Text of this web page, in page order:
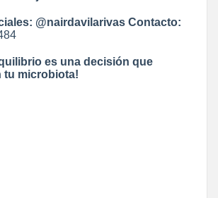
@nairdavilarivas Contacto:
es una decisión que
tu microbiota!